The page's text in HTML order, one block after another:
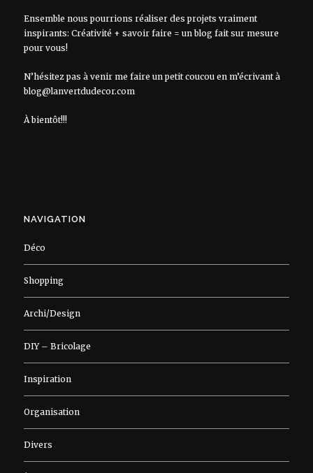
Ensemble nous pourrions réaliser des projets vraiment
inspirants: Créativité + savoir faire = un blog fait sur mesure
pour vous!
N’hésitez pas à venir me faire un petit coucou en m’écrivant à
blog@lanvertdudecor.com
À bientôt!!!
NAVIGATION
Déco
Shopping
Archi/Design
DIY – Bricolage
Inspiration
Organisation
Divers